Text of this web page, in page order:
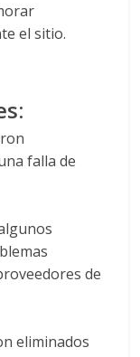
el sitio.
falla de
de
eliminados